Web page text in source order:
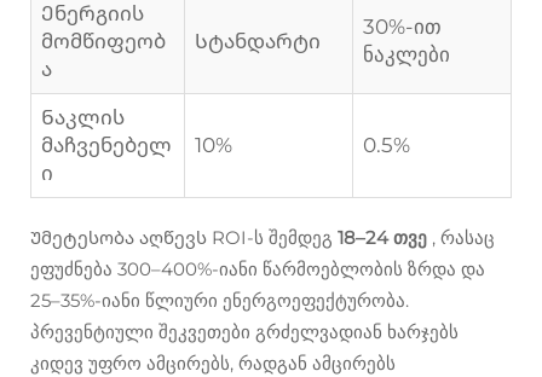
Ენერგიის
მომწიფეობ
ა
Სტანდარტი
30%-ით
ნაკლები
Ნაკლის
მაჩვენებელ
ი
10% 0.5%
Უმეტესობა აღწევს ROI-ს შემდეგ 18–24 თვე , რასაც
ეფუძნება 300–400%-იანი წარმოებლობის ზრდა და
25–35%-იანი წლიური ენერგოეფექტურობა.
პრევენტიული შეკვეთები გრძელვადიან ხარჯებს
კიდევ უფრო ამცირებს, რადგან ამცირებს